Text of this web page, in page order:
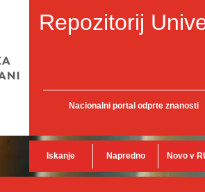
Repozitorij
Nacionalni portal odprte znanosti
Iskanje Napredno Novo v